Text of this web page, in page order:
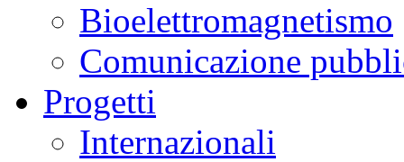
Bioelettromagnetismo
Comunicazione
Progetti
Internazionali